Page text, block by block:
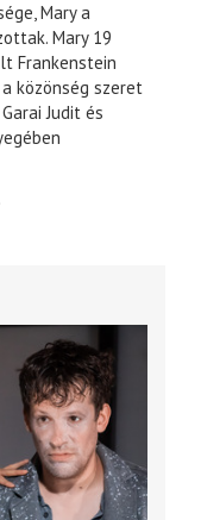
Mary a
Mary 19
Frankenstein
közönség szeret
Judit és